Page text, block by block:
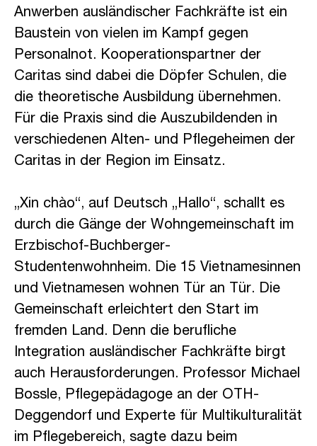
Anwerben ausländischer Fachkräfte ist ein
Baustein von vielen im Kampf gegen
Personalnot. Kooperationspartner der
Caritas sind dabei die Döpfer Schulen, die
die theoretische Ausbildung übernehmen.
Für die Praxis sind die Auszubildenden in
verschiedenen Alten- und Pflegeheimen der
Caritas in der Region im Einsatz.
„Xin chào“, auf Deutsch „Hallo“, schallt es
durch die Gänge der Wohngemeinschaft im
Erzbischof-Buchberger-
Studentenwohnheim. Die 15 Vietnamesinnen
und Vietnamesen wohnen Tür an Tür. Die
Gemeinschaft erleichtert den Start im
fremden Land. Denn die berufliche
Integration ausländischer Fachkräfte birgt
auch Herausforderungen. Professor Michael
Bossle, Pflegepädagoge an der OTH-
Deggendorf und Experte für Multikulturalität
im Pflegebereich, sagte dazu beim